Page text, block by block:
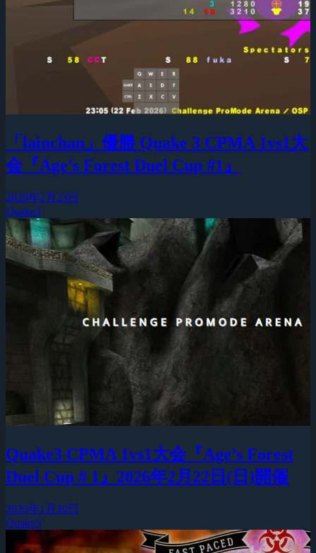
「lainchan」優勝 Quake 3 CPMA 1vs1大
会『Age’s Forest Duel Cup #1』
2026年2月23日
Quake3
Quake3 CPMA 1vs1大会『Age’s Forest
Duel Cup # 1』2026年2月22日(日)開催
2026年1月30日
Quake3